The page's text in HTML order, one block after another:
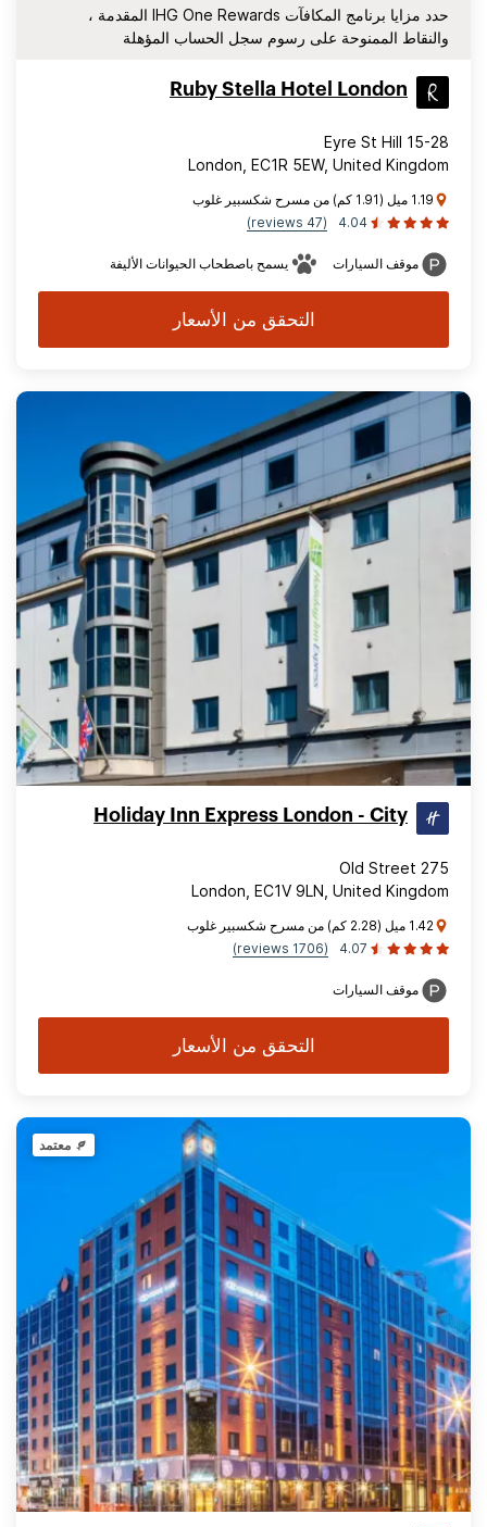
حدد مزايا برنامج المكافآت IHG One Rewards المقدمة ،
والنقاط الممنوحة على رسوم سجل الحساب المؤهلة
Ruby Stella Hotel London
15-28 Eyre St Hill
London, EC1R 5EW, United Kingdom
1.19 ميل (1.91 كم) من مسرح شكسبير غلوب
4.04
(47 reviews)
موقف السيارات يسمح باصطحاب الحيوانات الأليفة
التحقق من الأسعار
Holiday Inn Express London - City
275 Old Street
London, EC1V 9LN, United Kingdom
1.42 ميل (2.28 كم) من مسرح شكسبير غلوب
4.07
(1706 reviews)
موقف السيارات
التحقق من الأسعار
معتمد